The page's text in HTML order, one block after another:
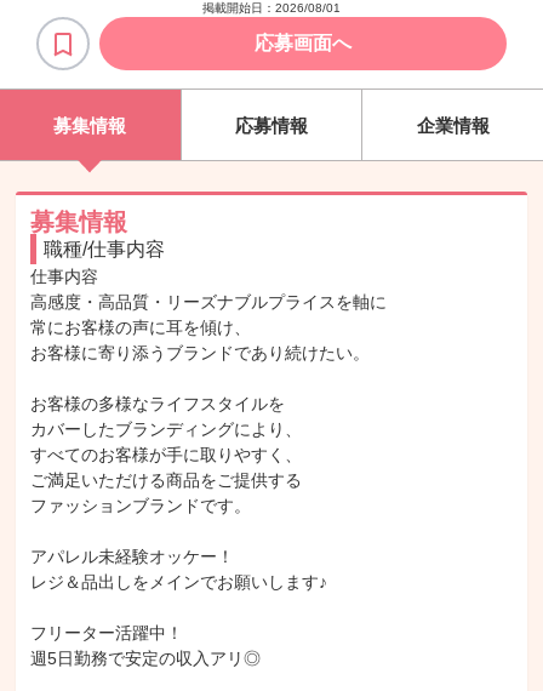
掲載開始日： 2026/08/01
応募画面へ
募集情報 応募情報 企業情報
募集情報
職種/仕事内容
仕事内容
高感度・高品質・リーズナブルプライスを軸に
常にお客様の声に耳を傾け、
お客様に寄り添うブランドであり続けたい。
お客様の多様なライフスタイルを
カバーしたブランディングにより、
すべてのお客様が手に取りやすく、
ご満足いただける商品をご提供する
ファッションブランドです。
アパレル未経験オッケー！
レジ＆品出しをメインでお願いします♪
フリーター活躍中！
週5日勤務で安定の収入アリ◎